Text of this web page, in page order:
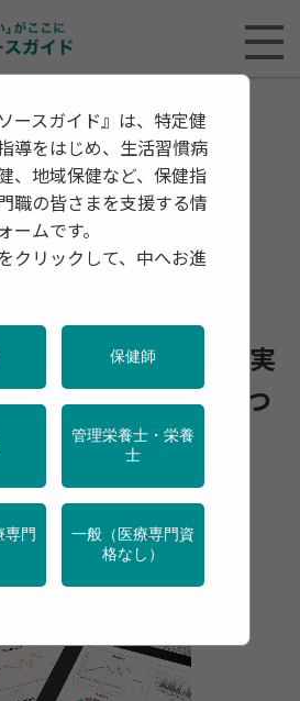
診・検診／保健指導実
告 10年間の推移につ
特定保健指導
ースガイド』は、特定健
導をはじめ、生活習慣病
、地域保健など、保健指
職の皆さまを支援する情
ームです。
クリックして、中へお進
保健師
管理栄養士・栄養
士
専門
一般（医療専門資
格なし）